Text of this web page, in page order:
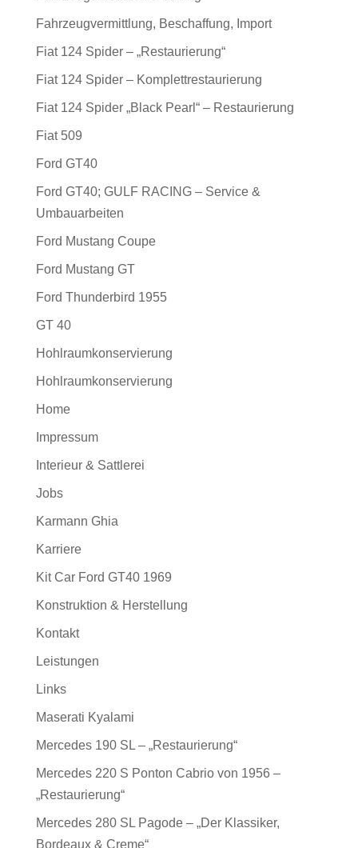
Fahrzeugvermittlung, Beschaffung, Import
Fiat 124 Spider – „Restaurierung“
Fiat 124 Spider – Komplettrestaurierung
Fiat 124 Spider „Black Pearl“ – Restaurierung
Fiat 509
Ford GT40
Ford GT40; GULF RACING – Service &
Umbauarbeiten
Ford Mustang Coupe
Ford Mustang GT
Ford Thunderbird 1955
GT 40
Hohlraumkonservierung
Hohlraumkonservierung
Home
Impressum
Interieur & Sattlerei
Jobs
Karmann Ghia
Karriere
Kit Car Ford GT40 1969
Konstruktion & Herstellung
Kontakt
Leistungen
Links
Maserati Kyalami
Mercedes 190 SL – „Restaurierung“
Mercedes 220 S Ponton Cabrio von 1956 –
„Restaurierung“
Mercedes 280 SL Pagode – „Der Klassiker,
Bordeaux & Creme“